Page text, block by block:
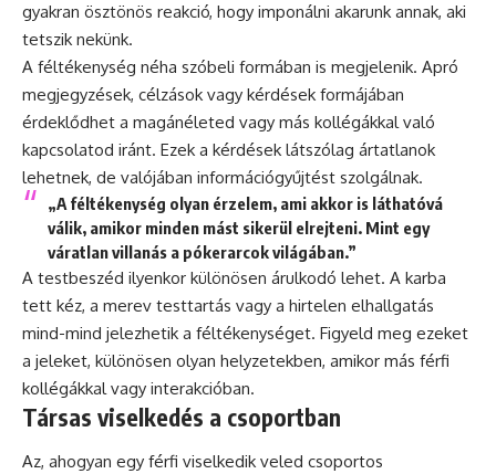
gyakran ösztönös reakció, hogy imponálni akarunk annak, aki
tetszik nekünk.
A féltékenység néha szóbeli formában is megjelenik. Apró
megjegyzések, célzások vagy kérdések formájában
érdeklődhet a magánéleted vagy más kollégákkal való
kapcsolatod iránt. Ezek a kérdések látszólag ártatlanok
lehetnek, de valójában információgyűjtést szolgálnak.
„A féltékenység olyan érzelem, ami akkor is láthatóvá
válik, amikor minden mást sikerül elrejteni. Mint egy
váratlan villanás a pókerarcok világában.”
A testbeszéd ilyenkor különösen árulkodó lehet. A karba
tett kéz, a merev testtartás vagy a hirtelen elhallgatás
mind-mind jelezhetik a féltékenységet. Figyeld meg ezeket
a jeleket, különösen olyan helyzetekben, amikor más férfi
kollégákkal vagy interakcióban.
Társas viselkedés a csoportban
Az, ahogyan egy férfi viselkedik veled csoportos